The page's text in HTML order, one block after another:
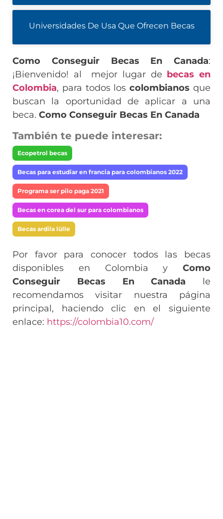
Universidades De Usa Que Ofrecen Becas
Como Conseguir Becas En Canada:
¡Bienvenido! al mejor lugar de becas en
Colombia, para todos loscolombianos que
buscan la oportunidad de aplicar a una
beca. Como Conseguir Becas En Canada
También te puede interesar:
Ecopetrol becas
Becas para estudiar en francia para colombianos 2022
Programa ser pilo paga 2021
Becas en corea del sur para colombianos
Becas ardila lülle
Por favor para conocer todos las becas
disponibles en Colombia y Como
Conseguir Becas En Canada le
recomendamos visitar nuestra página
principal, haciendo clic en el siguiente
enlace: https://colombia10.com/